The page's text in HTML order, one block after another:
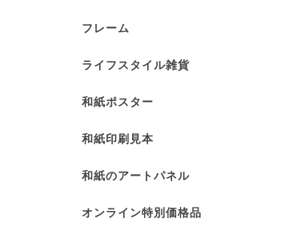
フレーム
ライフスタイル雑貨
和紙ポスター
和紙印刷見本
和紙のアートパネル
オンライン特別価格品